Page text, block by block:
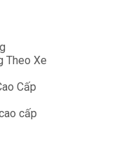
Theo Xe
Cấp
cấp